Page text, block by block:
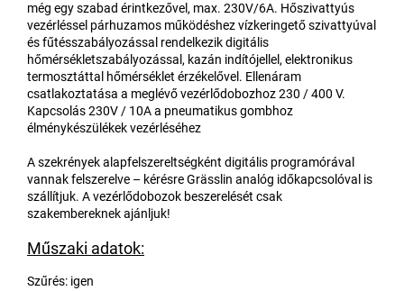
még egy szabad érintkezővel, max. 230V/6A. Hőszivattyús
vezérléssel párhuzamos működéshez vízkeringető szivattyúval
és fűtésszabályozással rendelkezik digitális
hőmérsékletszabályozással, kazán indítójellel, elektronikus
termosztáttal hőmérséklet érzékelővel. Ellenáram
csatlakoztatása a meglévő vezérlődobozhoz 230 / 400 V.
Kapcsolás 230V / 10A a pneumatikus gombhoz
élménykészülékek vezérléséhez
A szekrények alapfelszereltségként digitális programórával
vannak felszerelve – kérésre Grässlin analóg időkapcsolóval is
szállítjuk. A vezérlődobozok beszerelését csak
szakembereknek ajánljuk!
Műszaki adatok:
Szűrés: igen